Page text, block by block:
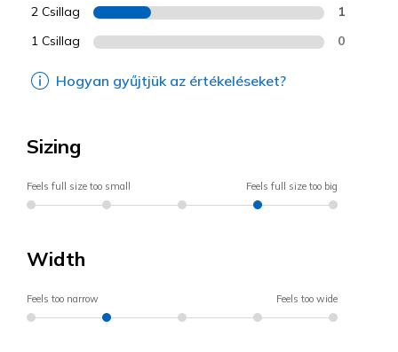
2 Csillag 1
1 Csillag 0
Hogyan gyűjtjük az értékeléseket?
Sizing
Feels full size too small Feels full size too big
Width
Feels too narrow Feels too wide